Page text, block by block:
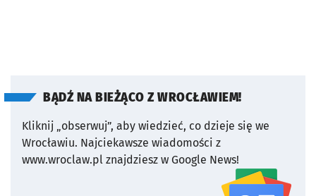
BĄDŹ NA BIEŻĄCO Z WROCŁAWIEM!
Kliknij „obserwuj”, aby wiedzieć, co dzieje się we
Wrocławiu. Najciekawsze wiadomości z
www.wroclaw.pl znajdziesz w Google News!